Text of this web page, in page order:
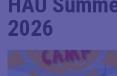
2026